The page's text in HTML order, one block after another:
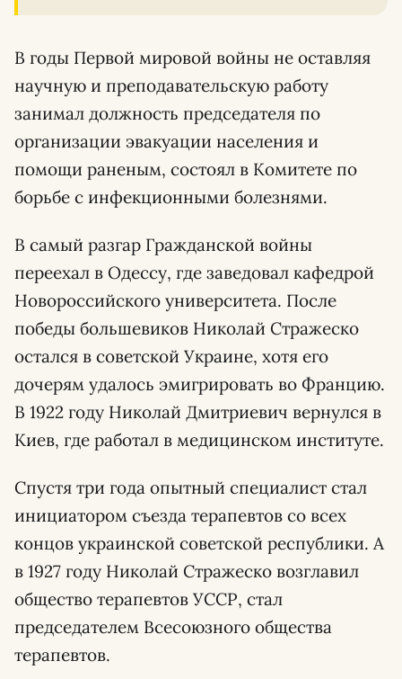
В годы Первой мировой войны не оставляя
научную и преподавательскую работу
занимал должность председателя по
организации эвакуации населения и
помощи раненым, состоял в Комитете по
борьбе с инфекционными болезнями.
В самый разгар Гражданской войны
переехал в Одессу, где заведовал кафедрой
Новороссийского университета. После
победы большевиков Николай Стражеско
остался в советской Украине, хотя его
дочерям удалось эмигрировать во Францию.
В 1922 году Николай Дмитриевич вернулся в
Киев, где работал в медицинском институте.
Спустя три года опытный специалист стал
инициатором съезда терапевтов со всех
концов украинской советской республики. А
в 1927 году Николай Стражеско возглавил
общество терапевтов УССР, стал
председателем Всесоюзного общества
терапевтов.